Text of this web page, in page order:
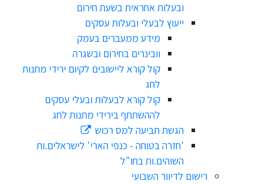
ובעלות אחראית בשעת חירום
ייעוץ לבעלי ובעלות עסקים
מידע ממעברים בעמק
וובינרים בחירום ובשגרה
קול קורא ליישובים לקיום ירידי מתנות
לחג
קול קורא לבעלות ובעלי עסקים
לההשתתף בירידי מתנות לחג
הגשת תביעה למס רכוש
'חזרה בטוחה - כנפי הארי' לישראלים.ות
השוהים.ות בחו"ל
רישום לדיוור השבועי